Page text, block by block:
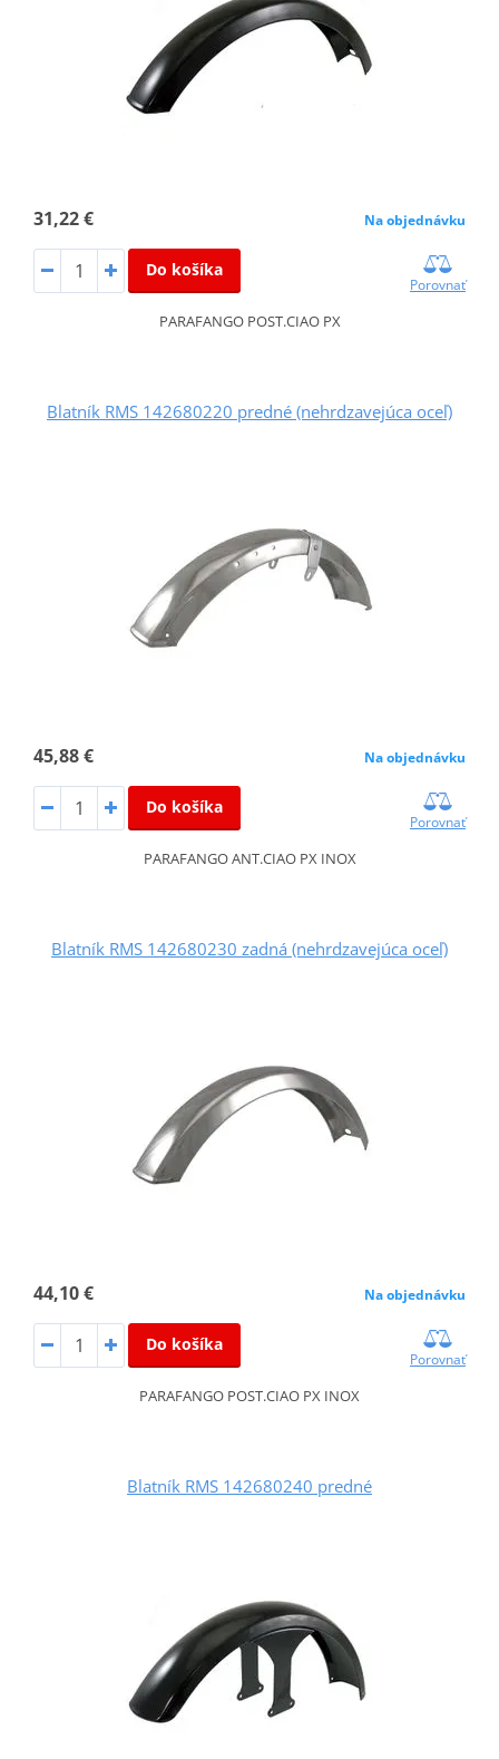
31,22 € Na objednávku
Do košíka
Porovnať
PARAFANGO POST.CIAO PX
Blatník RMS 142680220 predné (nehrdzavejúca oceľ)
45,88 € Na objednávku
Do košíka
Porovnať
PARAFANGO ANT.CIAO PX INOX
Blatník RMS 142680230 zadná (nehrdzavejúca oceľ)
44,10 € Na objednávku
Do košíka
Porovnať
PARAFANGO POST.CIAO PX INOX
Blatník RMS 142680240 predné